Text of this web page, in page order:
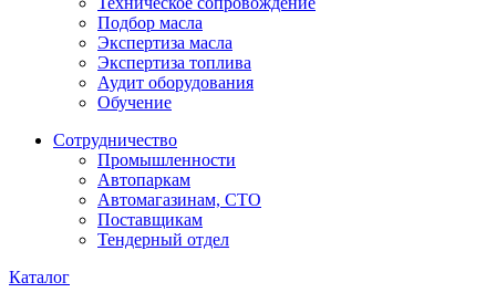
Подбор масла
Экспертиза масла
Экспертиза топлива
Аудит оборудования
Обучение
Сотрудничество
Промышленности
Автопаркам
Автомагазинам, СТО
Поставщикам
Тендерный отдел
Каталог